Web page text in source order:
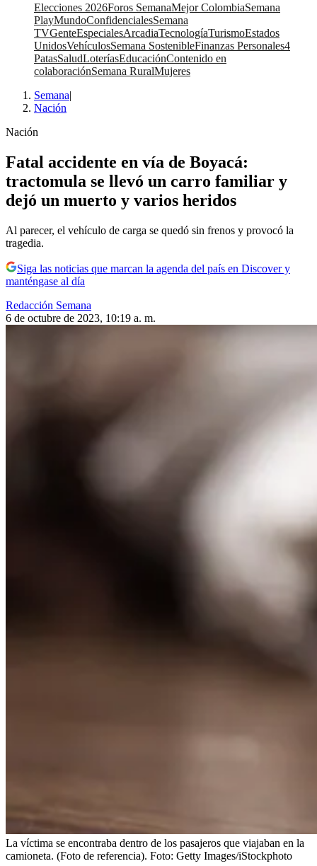
Elecciones 2026Foros SemanaMejor ColombiaSemana
PlayMundoConfidencialesSemana
TVGenteEspecialesArcadiaTecnologíaTurismoEstados
UnidosVehículosSemana SostenibleFinanzas Personales4
PatasSaludLoteríasEducaciónContenido en
colaboraciónSemana RuralMujeres
Semana|
Nación
Nación
Fatal accidente en vía de Boyacá:
tractomula se llevó un carro familiar y
dejó un muerto y varios heridos
Al parecer, el vehículo de carga se quedó sin frenos y provocó la
tragedia.
Siga las noticias que marcan la agenda del país en Discover y
manténgase al día
Redacción Semana
6 de octubre de 2023, 10:19 a. m.
La víctima se encontraba dentro de los pasajeros que viajaban en la
camioneta. (Foto de referencia). Foto: Getty Images/iStockphoto